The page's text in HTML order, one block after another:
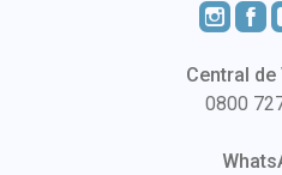
Central de
0800